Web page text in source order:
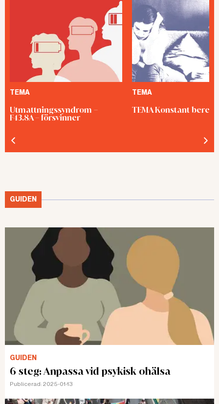
TEMA
Utmattningssyndrom –
F43.8A – försvinner
TEMA
TEMA Konstant
GUIDEN
GUIDEN
6 steg: Anpassa vid psykisk ohälsa
Publicerad: 2025-01-13